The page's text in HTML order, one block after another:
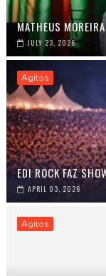
MATHEUS
JULY 23, 2026
Agitos
EDI ROCK FAZ
APRIL 03, 2026
Agitos